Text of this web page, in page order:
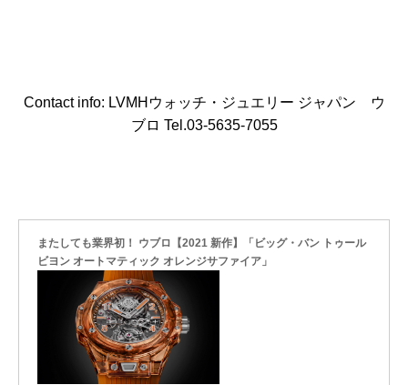
Contact info: LVMHウォッチ・ジュエリー ジャパン ウ
ブロ Tel.03-5635-7055
またしても業界初！ ウブロ【2021 新作】「ビッグ・バン トゥール
ビヨン オートマティック オレンジサファイア」